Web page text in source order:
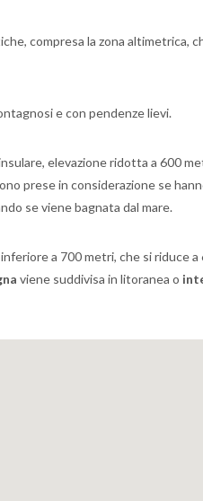
compresa la zona altimetrica,
e con pendenze lievi.
elevazione ridotta a 600
prese in considerazione se
se viene bagnata dal mare.
a 700 metri, che si riduce a
viene suddivisa in litoranea o